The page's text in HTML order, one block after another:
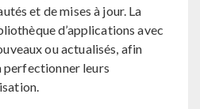
et de mises à jour. La
d’applications avec
ou actualisés, afin
perfectionner leurs